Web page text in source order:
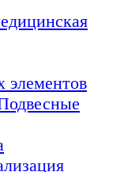
элементов